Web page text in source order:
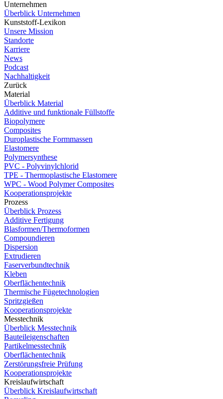
Unternehmen
Überblick Unternehmen
Kunststoff-Lexikon
Unsere Mission
Standorte
Karriere
News
Podcast
Nachhaltigkeit
Zurück
Material
Überblick Material
Additive und funktionale Füllstoffe
Biopolymere
Composites
Duroplastische Formmassen
Elastomere
Polymersynthese
PVC - Polyvinylchlorid
TPE - Thermoplastische Elastomere
WPC - Wood Polymer Composites
Kooperationsprojekte
Prozess
Überblick Prozess
Additive Fertigung
Blasformen/Thermoformen
Compoundieren
Dispersion
Extrudieren
Faserverbundtechnik
Kleben
Oberflächentechnik
Thermische Fügetechnologien
Spritzgießen
Kooperationsprojekte
Messtechnik
Überblick Messtechnik
Bauteileigenschaften
Partikelmesstechnik
Oberflächentechnik
Zerstörungsfreie Prüfung
Kooperationsprojekte
Kreislaufwirtschaft
Überblick Kreislaufwirtschaft